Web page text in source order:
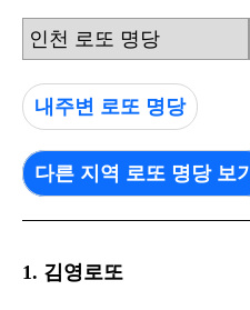
인천 로또 명당
내주변 로또 명당
다른 지역 로또 명당 보기
1. 김영로또